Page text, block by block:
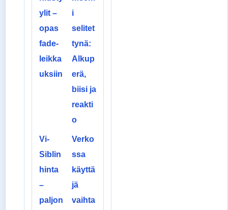
ylit –
opas
fade-
leikka
uksiin
i
selitet
tynä:
Alkup
erä,
biisi ja
reakti
o
Vi-
Siblin
hinta
–
paljon
Verko
ssa
käyttä
jä
vaihta